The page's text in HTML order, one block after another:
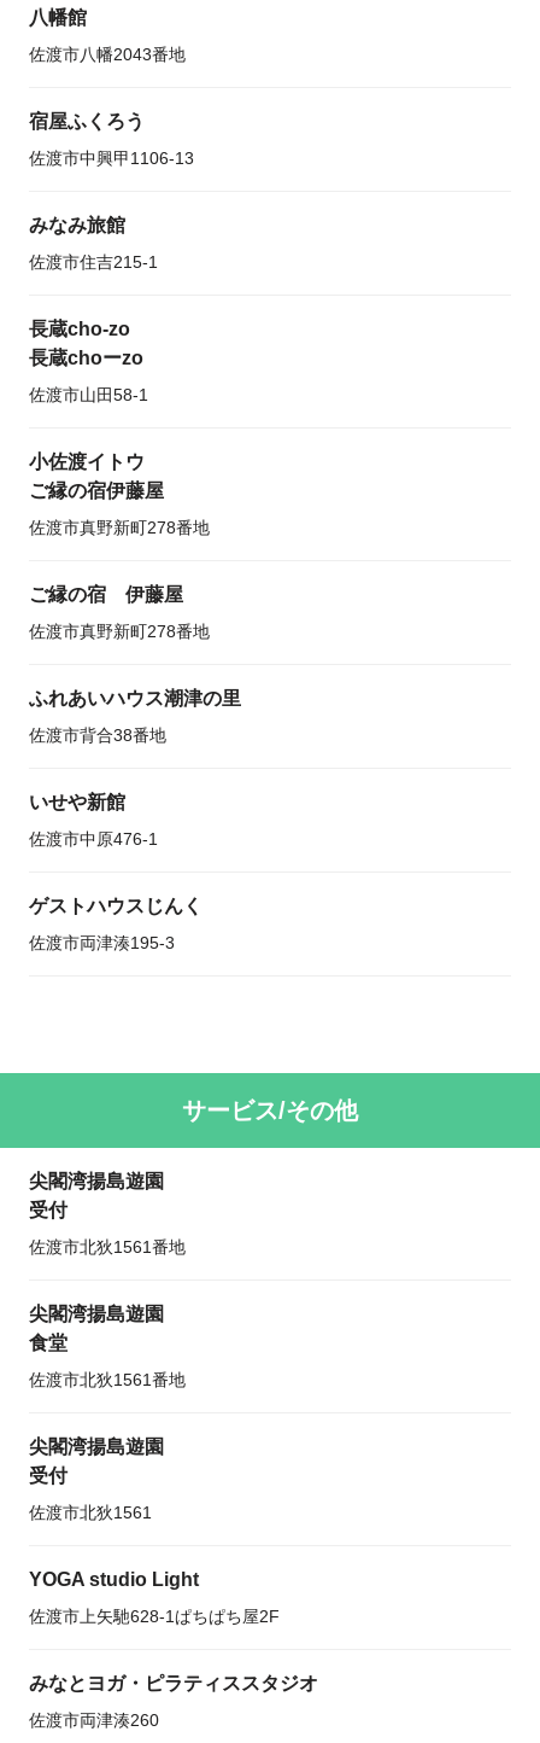
八幡館
佐渡市八幡2043番地
宿屋ふくろう
佐渡市中興甲1106-13
みなみ旅館
佐渡市住吉215-1
長蔵cho-zo
長蔵choーzo
佐渡市山田58-1
小佐渡イトウ
ご縁の宿伊藤屋
佐渡市真野新町278番地
ご縁の宿 伊藤屋
佐渡市真野新町278番地
ふれあいハウス潮津の里
佐渡市背合38番地
いせや新館
佐渡市中原476-1
ゲストハウスじんく
佐渡市両津湊195-3
サービス/その他
尖閣湾揚島遊園
受付
佐渡市北狄1561番地
尖閣湾揚島遊園
食堂
佐渡市北狄1561番地
尖閣湾揚島遊園
受付
佐渡市北狄1561
YOGA studio Light
佐渡市上矢馳628-1ぱちぱち屋2F
みなとヨガ・ピラティススタジオ
佐渡市両津湊260